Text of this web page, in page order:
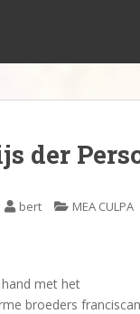
der
bert MEA CULPA
met het
broeders